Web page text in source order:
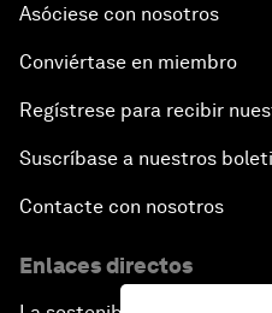
Asóciese con nosotros
Conviértase en miembro
Regístrese para recibir
Suscríbase a nuestros
Contacte con nosotros
Enlaces directos